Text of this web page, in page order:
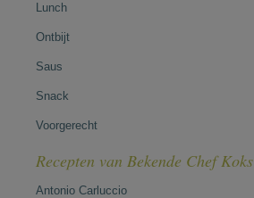
Lunch
Ontbijt
Saus
Snack
Voorgerecht
Recepten van Bekende Chef Koks
Antonio Carluccio